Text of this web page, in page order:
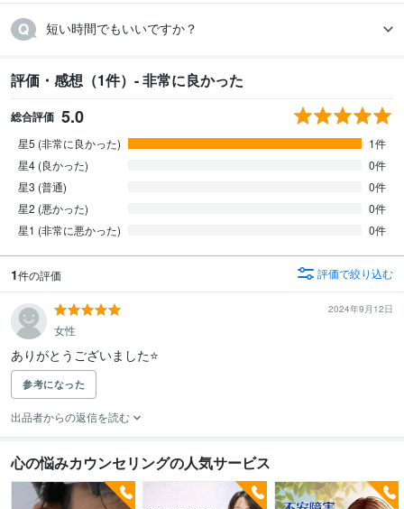
短い時間でもいいですか？
評価・感想（1件）- 非常に良かった
総合評価 5.0
星5 (非常に良かった)
1件
星4 (良かった)
0件
星3 (普通)
0件
星2 (悪かった)
0件
星1 (非常に悪かった)
0件
1件の評価 評価で絞り込む
2024年9月12日
女性
ありがとうございました⭐
参考になった
出品者からの返信を読む
心の悩みカウンセリングの人気サービス